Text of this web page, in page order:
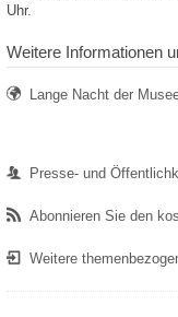
Uhr.
Weitere Informationen
Lange Nacht der
Presse- und
Abonnieren Sie den
Weitere